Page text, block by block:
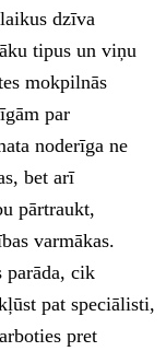
dzīva
tipus un viņu
mokpilnās
par
noderīga ne
bet arī
pārtraukt,
varmākas.
parāda, cik
pat speciālisti,
pret